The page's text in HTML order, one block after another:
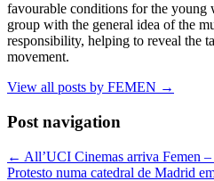
favourable conditions for the young
group with the general idea of the
responsibility, helping to reveal the
movement.
View all posts by FEMEN →
Post navigation
← All’UCI Cinemas arriva Femen
Protesto numa catedral de Madrid